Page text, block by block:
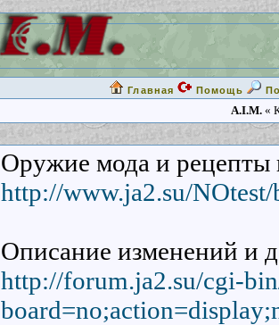
Главная Помощь
A.I.M.«
Оружие мода и рецепты
http://www.ja2.su/NOtest/
Описание изменений и
http://forum.ja2.su/cgi-